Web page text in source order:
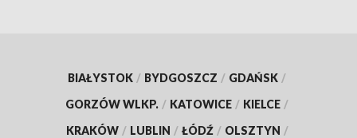
BIAŁYSTOK / BYDGOSZCZ / GDAŃSK /
GORZÓW WLKP. / KATOWICE / KIELCE /
KRAKÓW / LUBLIN / ŁÓDŹ / OLSZTYN /